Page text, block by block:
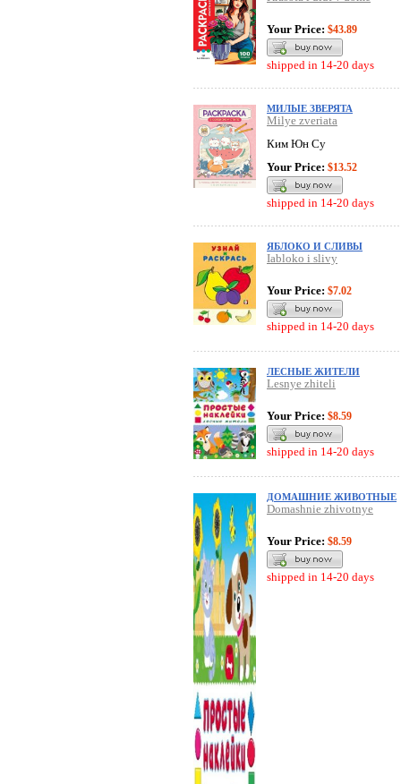
Your Price: $43.89
shipped in 14-20 days
МИЛЫЕ ЗВЕРЯТА
Milye zveriata
Ким Юн Су
Your Price: $13.52
shipped in 14-20 days
ЯБЛОКО И СЛИВЫ
Iabloko i slivy
Your Price: $7.02
shipped in 14-20 days
ЛЕСНЫЕ ЖИТЕЛИ
Lesnye zhiteli
Your Price: $8.59
shipped in 14-20 days
ДОМАШНИЕ ЖИВОТНЫЕ
Domashnie zhivotnye
Your Price: $8.59
shipped in 14-20 days